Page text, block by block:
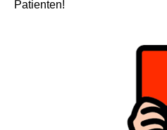
Patienten!